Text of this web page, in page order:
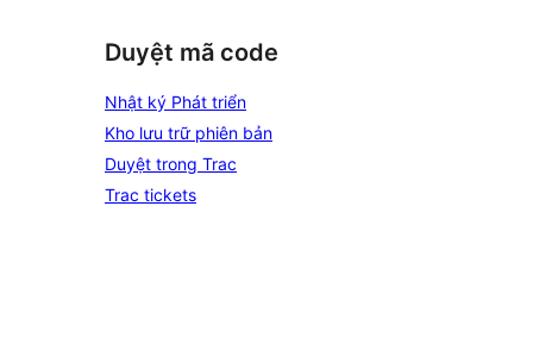
Duyệt mã code
Nhật ký Phát triển
Kho lưu trữ phiên bản
Duyệt trong Trac
Trac tickets